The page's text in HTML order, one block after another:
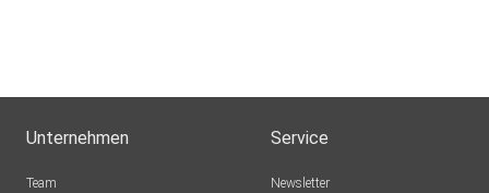
Unternehmen
Team
Service
Newsletter